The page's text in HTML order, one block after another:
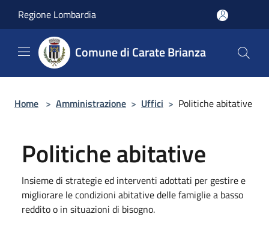
Regione Lombardia
Comune di Carate Brianza
Home > Amministrazione > Uffici > Politiche abitative
Politiche abitative
Insieme di strategie ed interventi adottati per gestire e
migliorare le condizioni abitative delle famiglie a basso
reddito o in situazioni di bisogno.